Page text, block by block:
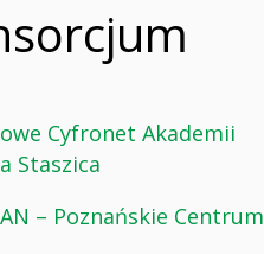
Cyfronet Akademii
Staszica
– Poznańskie Centrum